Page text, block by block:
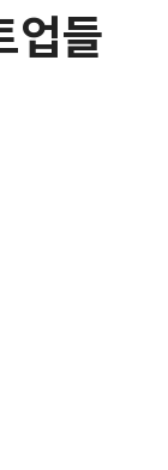
업들